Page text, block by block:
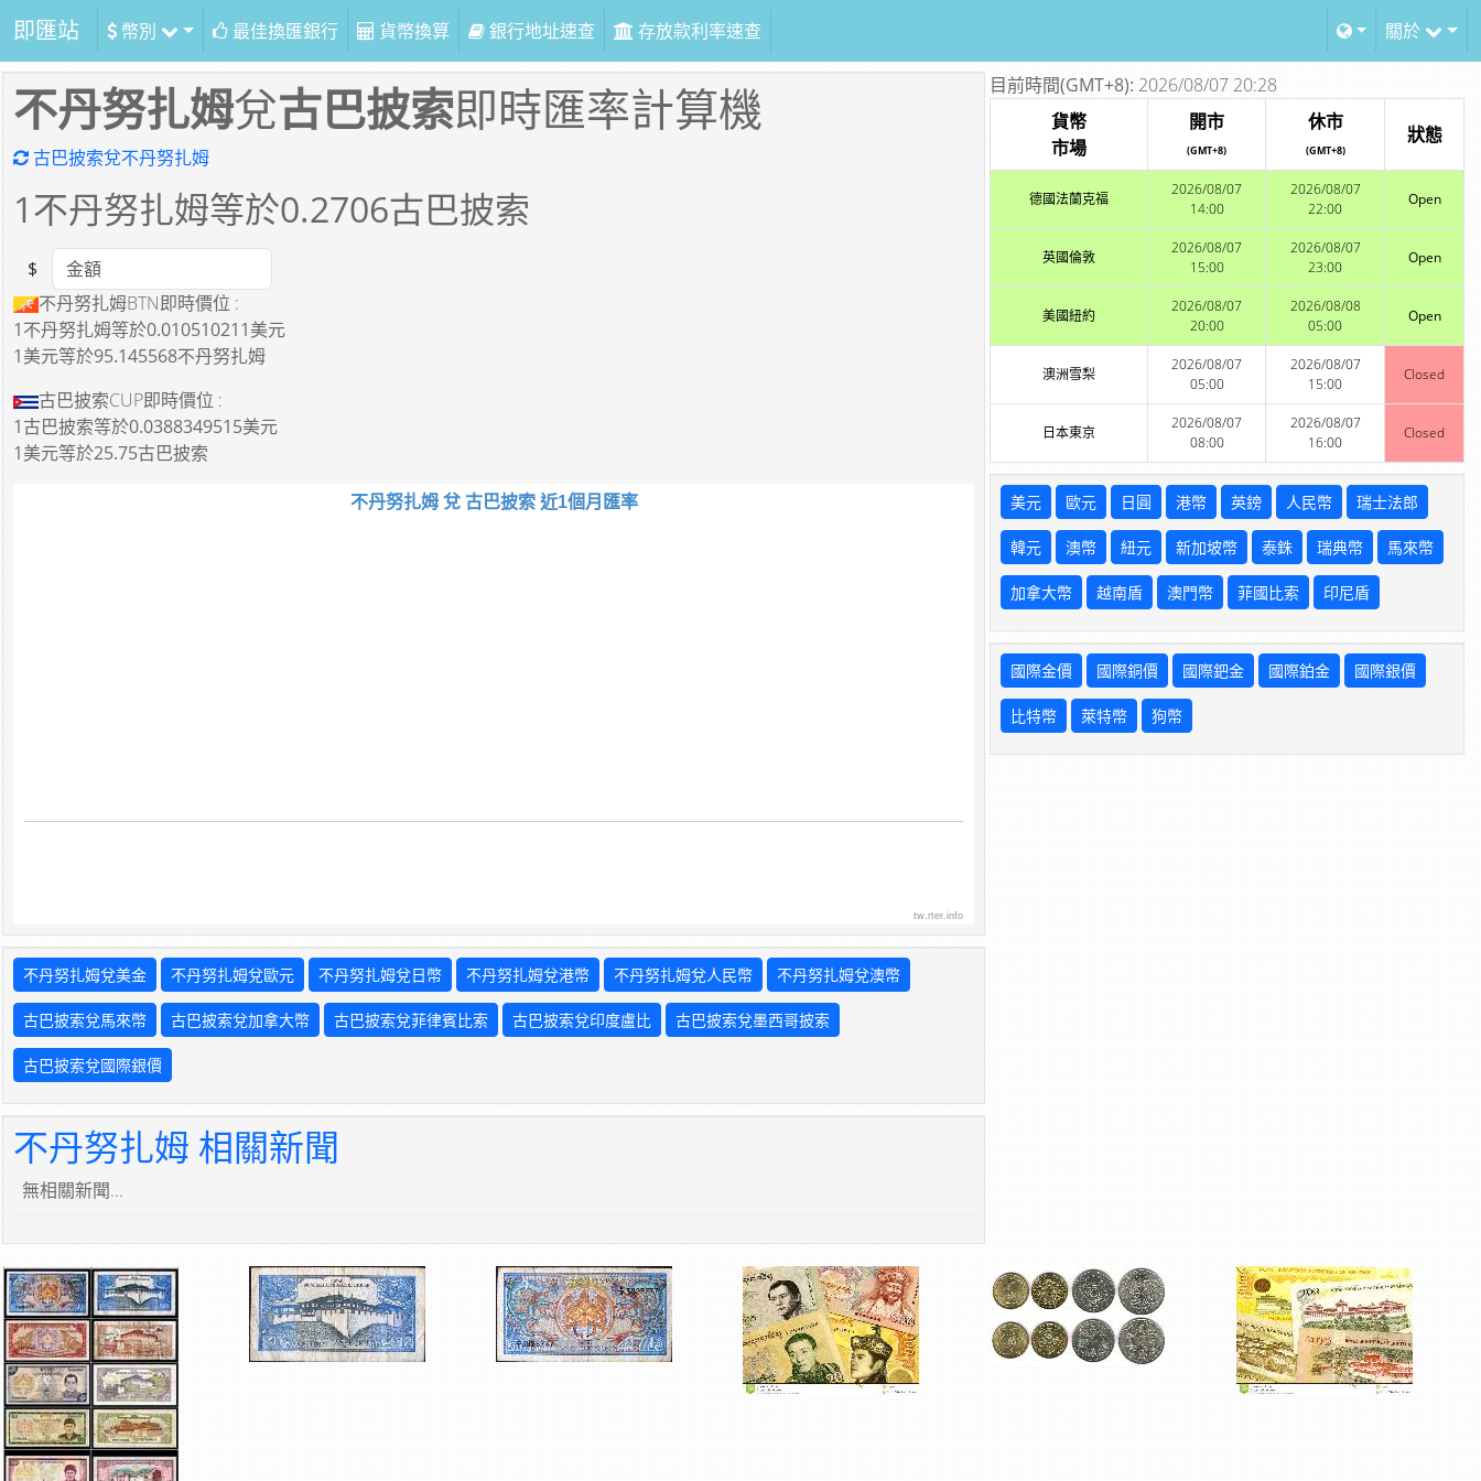
即匯站 幣別 最佳換匯銀行 貨幣換算 銀行地址速查 存放款利率速查 關於
不丹努扎姆兌古巴披索即時匯率計算機
古巴披索兌不丹努扎姆
1不丹努扎姆等於0.2706古巴披索
Amount
$
不丹努扎姆BTN即時價位 :
1不丹努扎姆等於0.010510211美元
1美元等於95.145568不丹努扎姆
古巴披索CUP即時價位 :
1古巴披索等於0.0388349515美元
1美元等於25.75古巴披索
不丹努扎姆 兌 古巴披索 近1個月匯率
tw.rter.info
不丹努扎姆兌美金 不丹努扎姆兌歐元 不丹努扎姆兌日幣 不丹努扎姆兌港幣 不丹努扎姆兌人民幣 不丹努扎姆兌澳幣
古巴披索兌馬來幣 古巴披索兌加拿大幣 古巴披索兌菲律賓比索 古巴披索兌印度盧比 古巴披索兌墨西哥披索
古巴披索兌國際銀價
不丹努扎姆 相關新聞
無相關新聞...
目前時間(GMT+8): 2026/08/07 20:28
貨幣
市場
開市
(GMT+8)
休市
(GMT+8)
狀態
德國法蘭克福
2026/08/07
14:00
2026/08/07
22:00
Open
英國倫敦
2026/08/07
15:00
2026/08/07
23:00
Open
美國紐約
2026/08/07
20:00
2026/08/08
05:00
Open
澳洲雪梨
2026/08/07
05:00
2026/08/07
15:00
Closed
日本東京
2026/08/07
08:00
2026/08/07
16:00
Closed
美元 歐元 日圓 港幣 英鎊 人民幣 瑞士法郎
韓元 澳幣 紐元 新加坡幣 泰銖 瑞典幣 馬來幣
加拿大幣 越南盾 澳門幣 菲國比索 印尼盾
國際金價 國際銅價 國際鈀金 國際鉑金 國際銀價
比特幣 萊特幣 狗幣